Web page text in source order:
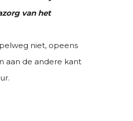
van het
niet, opeens
aan de andere kant